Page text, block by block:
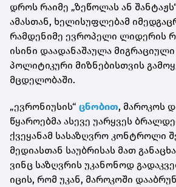
დროს რაიმე „ზეწოლას ან
ამასთან, ხელისუფლებამ
რამდენიმე ევროპელი ლიდერის
ისინი დაადანაშაულა
პოლიტიკური მიზნებისთვის
მცდელობაში.
„ევრონიუსის“ ცნობით, მაროკოს
წყაროებმა ასევე უარყვეს
ქვეყანამ სასაზღვრო კონტროლი
მედიასთან საუბრისას მათ
ვინც საზღვრის უკანონოდ
იცის, რომ უკან, მაროკოში